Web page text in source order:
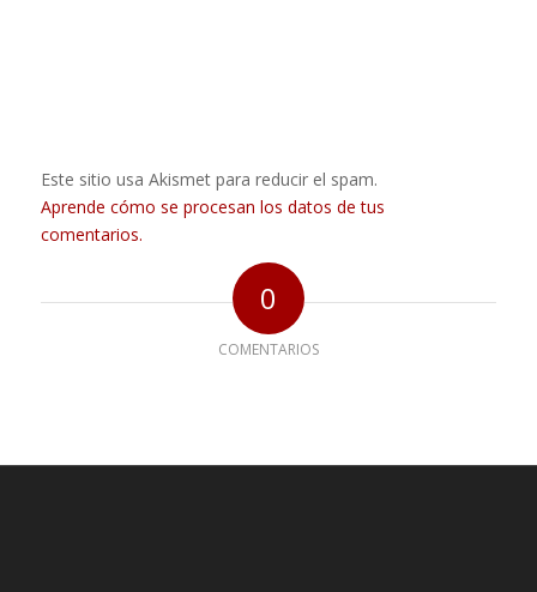
Este sitio usa Akismet para reducir el spam.
Aprende cómo se procesan los datos de tus
comentarios.
0
COMENTARIOS